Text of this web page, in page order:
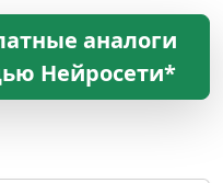
аналоги
Нейросети*